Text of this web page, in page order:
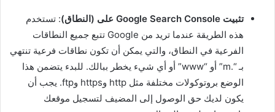
تثبيت Google Search Console على (النطاق)
: تستخدم
هذه الطريقة عندما تريد من Google تتبع جميع النطاقات
الفرعية في النطاق، والتي يمكن أن تكون نطاقات فرعية تنتهي
بـ “.m” أو “www” أو أي شيء يخطر ببالك. للبدء يتضمن هذا
الوضع بروتوكولات مختلفة مثل http وhttps وftp. يجب أن
يكون لديك حق الوصول إلى المضيف لتسجيل موقعك